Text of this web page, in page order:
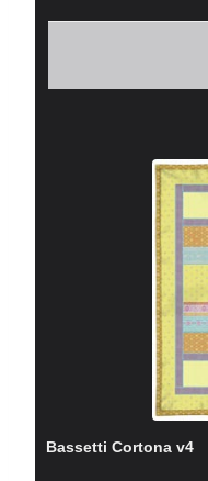
Bassetti Cortona v4